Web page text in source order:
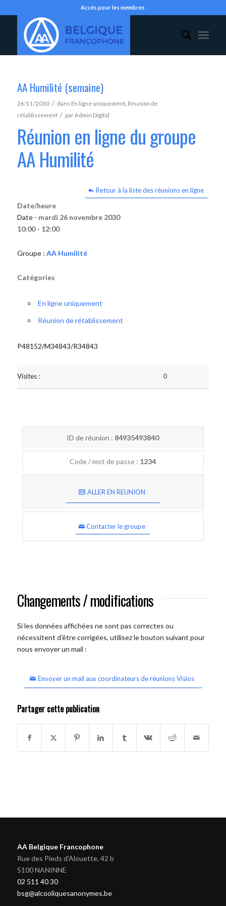
Accès pour les membres
AA Humilité (semaine)
26/11/2030 / dans En ligne uniquement, Réunion de
rétablissement / parAdmin Digital
Réunion en ligne du groupe
AA Humilité
Retour à la liste des réunions en ligne
Date/heure
Date - mardi 26 novembre 2030
10:00 - 12:00
Groupe : AA Humilité
Catégories
En ligne uniquement
Réunion de rétablissement
P48152/M34843/R34843
Visites : 0
ID de réunion : 84935493840
Code / mot de passe : 1234
ALLER EN REUNION
Contacter le groupe
Changements / modifications
Si les données affichées ne sont pas correctes ou
nécessitent d'être corrigées, utilisez le bouton suivant pour
nous envoyer un mail :
Envoyer un mail aux coordinateurs de réunions Visios
Partager cette publication
AA Belgique Francophone
Rue des Pieds d'Alouette, 42 b
5100 NANINNE
02 511 40 30
bsg@alcooliquesanonymes.be